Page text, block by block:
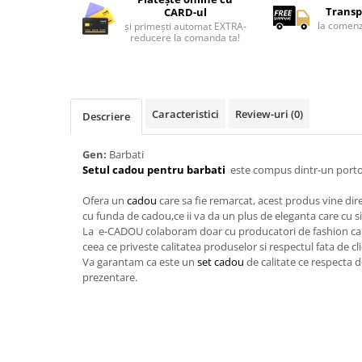
Lenjerii de pat pentru copii
Pijamale de dama
Pijamale de barbati
Halate si capoate
Halate si pijamale Family
Seturi elegante femei
Pijamale de copii
CARD-ul
și primești automat EXTRA-
reducere la comanda ta!
la
Descriere Caracteristici Review-uri (0)
Gen: Barbati
Setul cadou pentru barbati este compus dintr-un
Ofera un cadou care sa fie remarcat, acest produs vine
cu funda de cadou,ce ii va da un plus de eleganta care cu
La e-CADOU colaboram doar cu producatori de fashion
ceea ce priveste calitatea produselor si respectul fata de
Va garantam ca este un set cadou de calitate ce respecta
prezentare.